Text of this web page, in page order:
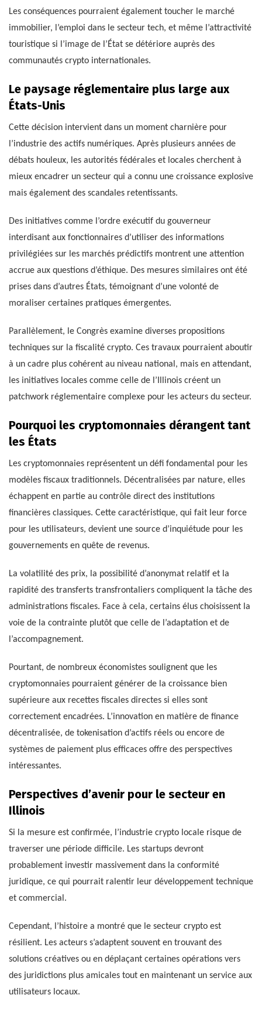
Les conséquences pourraient également toucher le marché
immobilier, l’emploi dans le secteur tech, et même l’attractivité
touristique si l’image de l’État se détériore auprès des
communautés crypto internationales.
Le paysage réglementaire plus large aux
États-Unis
Cette décision intervient dans un moment charnière pour
l’industrie des actifs numériques. Après plusieurs années de
débats houleux, les autorités fédérales et locales cherchent à
mieux encadrer un secteur qui a connu une croissance explosive
mais également des scandales retentissants.
Des initiatives comme l’ordre exécutif du gouverneur
interdisant aux fonctionnaires d’utiliser des informations
privilégiées sur les marchés prédictifs montrent une attention
accrue aux questions d’éthique. Des mesures similaires ont été
prises dans d’autres États, témoignant d’une volonté de
moraliser certaines pratiques émergentes.
Parallèlement, le Congrès examine diverses propositions
techniques sur la fiscalité crypto. Ces travaux pourraient aboutir
à un cadre plus cohérent au niveau national, mais en attendant,
les initiatives locales comme celle de l’Illinois créent un
patchwork réglementaire complexe pour les acteurs du secteur.
Pourquoi les cryptomonnaies dérangent tant
les États
Les cryptomonnaies représentent un défi fondamental pour les
modèles fiscaux traditionnels. Décentralisées par nature, elles
échappent en partie au contrôle direct des institutions
financières classiques. Cette caractéristique, qui fait leur force
pour les utilisateurs, devient une source d’inquiétude pour les
gouvernements en quête de revenus.
La volatilité des prix, la possibilité d’anonymat relatif et la
rapidité des transferts transfrontaliers compliquent la tâche des
administrations fiscales. Face à cela, certains élus choisissent la
voie de la contrainte plutôt que celle de l’adaptation et de
l’accompagnement.
Pourtant, de nombreux économistes soulignent que les
cryptomonnaies pourraient générer de la croissance bien
supérieure aux recettes fiscales directes si elles sont
correctement encadrées. L’innovation en matière de finance
décentralisée, de tokenisation d’actifs réels ou encore de
systèmes de paiement plus efficaces offre des perspectives
intéressantes.
Perspectives d’avenir pour le secteur en
Illinois
Si la mesure est confirmée, l’industrie crypto locale risque de
traverser une période difficile. Les startups devront
probablement investir massivement dans la conformité
juridique, ce qui pourrait ralentir leur développement technique
et commercial.
Cependant, l’histoire a montré que le secteur crypto est
résilient. Les acteurs s’adaptent souvent en trouvant des
solutions créatives ou en déplaçant certaines opérations vers
des juridictions plus amicales tout en maintenant un service aux
utilisateurs locaux.